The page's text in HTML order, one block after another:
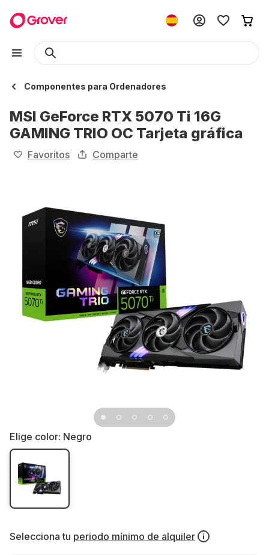
Componentes para Ordenadores
MSI GeForce RTX 5070 Ti 16G
GAMING TRIO OC Tarjeta gráfica
Favoritos Comparte
Elige color: Negro
Selecciona tu periodo mínimo de alquiler